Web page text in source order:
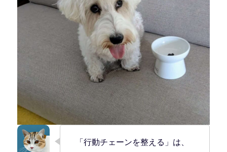
「行動チェーンを整える」は、